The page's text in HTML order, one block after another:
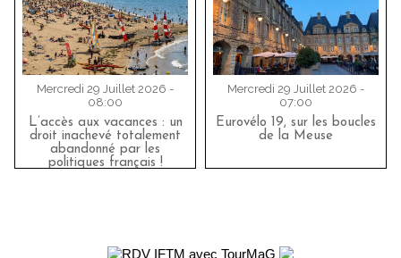
Mercredi 29 Juillet 2026 -
08:00
L’accès aux vacances : un
droit inachevé totalement
abandonné par les
politiques français !
Mercredi 29 Juillet 2026 -
07:00
Eurovélo 19, sur les boucles
de la Meuse